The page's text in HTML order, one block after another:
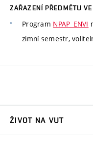
ZAŘAZENÍ PŘEDMĚTU
Program NPAP_ENVI
zimní semestr,
ŽIVOT NA VUT